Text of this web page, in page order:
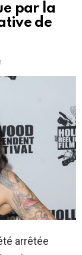
par la
de
arrêtée